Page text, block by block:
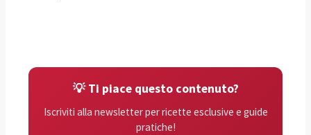
💡 Ti piace questo contenuto?
Iscriviti alla newsletter per ricette esclusive e guide
pratiche!